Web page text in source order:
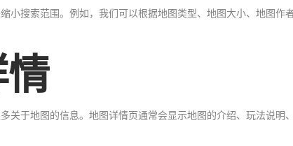
小搜索范围。例如，我们可以根据地图类型、地图大小、地图作
关于地图的信息。地图详情页通常会显示地图的介绍、玩法说明